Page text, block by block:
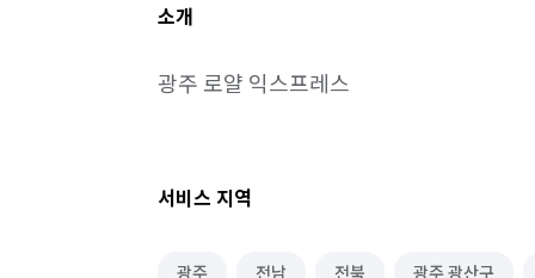
소개
광주 로얄 익스프레스
서비스 지역
광주 전남 전북 광주 광산구